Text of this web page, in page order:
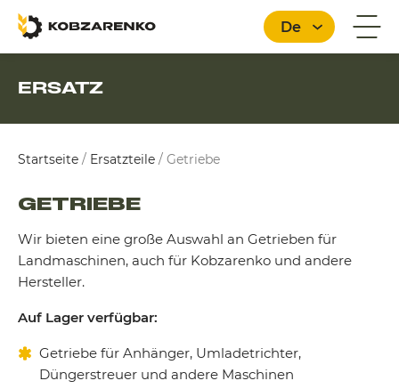
De
ERSATZ
Startseite / Ersatzteile / Getriebe
GETRIEBE
Wir bieten eine große Auswahl an Getrieben für
Landmaschinen, auch für Kobzarenko und andere
Hersteller.
Auf Lager verfügbar:
Getriebe für Anhänger, Umladetrichter,
Düngerstreuer und andere Maschinen